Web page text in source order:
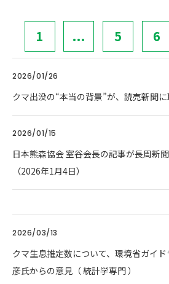
1 ... 5 6
2026/01/26
クマ出没の“本当の背景”が、読売新聞
2026/01/15
日本熊森協会 室谷会長の記事が長周新
（2026年1月4日）
2026/03/13
クマ生息推定数について、環境省ガイ
彦氏からの意見（ 統計学専門 ）